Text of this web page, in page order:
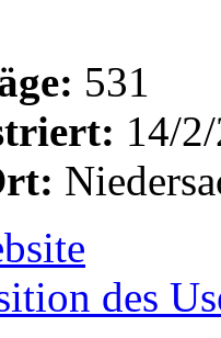
531
14/
des